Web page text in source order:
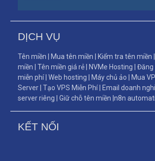
DỊCH VỤ
Tên miền Mua tên miền Kiểm tra tên miền
miền |Tên miền giá rẻ NVMe Hosting |Đăng
miễn phí|Web hosting Máy chủ ảo Mua
Server |Tạo VPS Miễn Phí| Email doanh
server riêng |Giữ chỗ tên miền |n8n
KẾT NỐI